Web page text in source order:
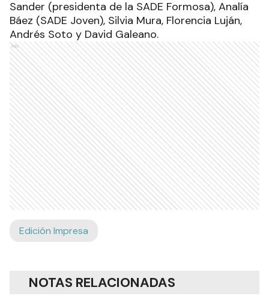
Sander (presidenta de la SADE Formosa), Analía
Báez (SADE Joven), Silvia Mura, Florencia Luján,
Andrés Soto y David Galeano.
Ads
Edición Impresa
NOTAS RELACIONADAS